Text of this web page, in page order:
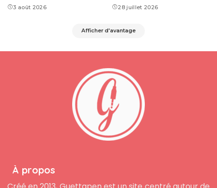
3 août 2026 28 juillet 2026
Afficher d'avantage
À propos